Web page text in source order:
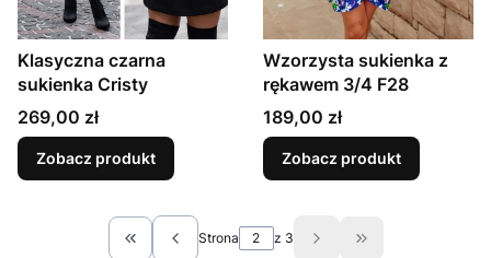
Klasyczna czarna
sukienka Cristy
Cena
269,00 zł
Zobacz produkt
Wzorzysta sukienka z
rękawem 3/4 F28
Cena
189,00 zł
Zobacz produkt
Wróć do pierwszej strony z produktami
Strona z 3 Przejdź do